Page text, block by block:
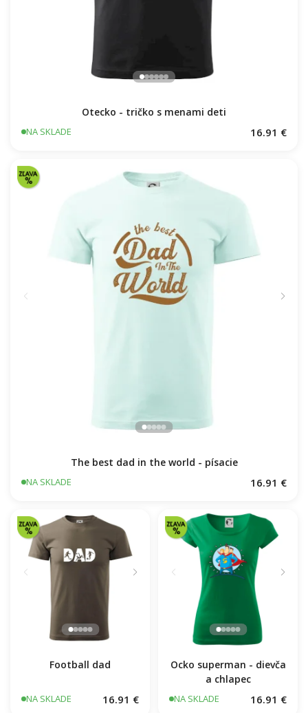
Otecko - tričko s menami deti
NA SKLADE 16.91 €
The best dad in the world - písacie
NA SKLADE 16.91 €
Football dad
NA SKLADE 16.91 €
Ocko superman - dievča
a chlapec
NA SKLADE 16.91 €